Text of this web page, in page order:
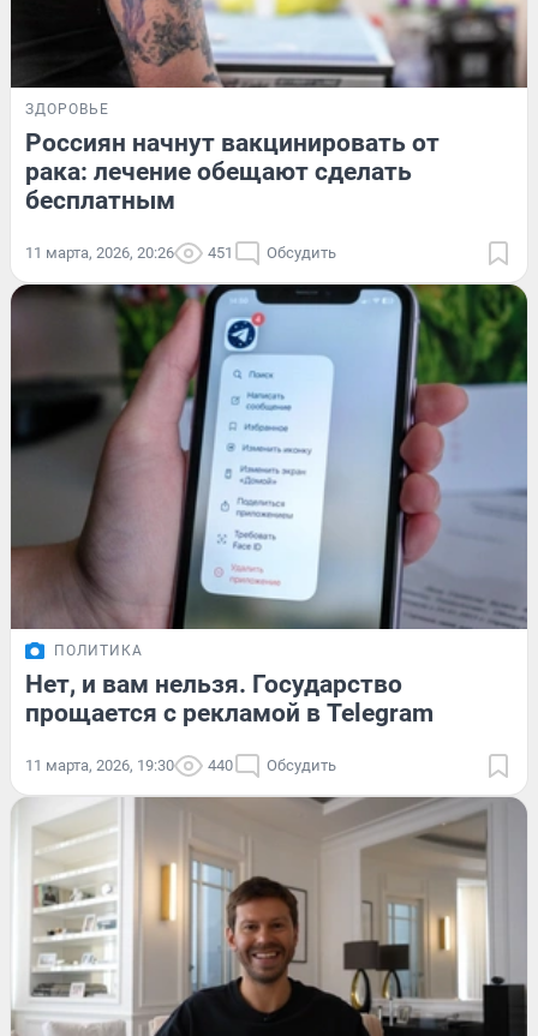
ЗДОРОВЬЕ
Россиян начнут вакцинировать от
рака: лечение обещают сделать
бесплатным
11 марта, 2026, 20:26 451 Обсудить
ПОЛИТИКА
Нет, и вам нельзя. Государство
прощается с рекламой в Telegram
11 марта, 2026, 19:30 440 Обсудить